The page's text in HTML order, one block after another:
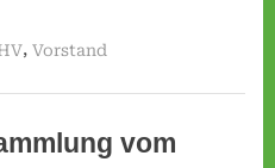
t
a
,Vorstand
vom